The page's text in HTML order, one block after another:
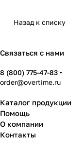
Назад к списку
Связаться с нами
8 (800) 775-47-83
order@overtime.ru
Каталог продукции
Помощь
О компании
Контакты